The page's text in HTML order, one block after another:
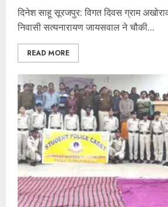
दिनेश साहू सूरजपुर: विगत दिवस ग्राम
निवासी सत्यनारायण जायसवाल ने चौकी...
READ MORE